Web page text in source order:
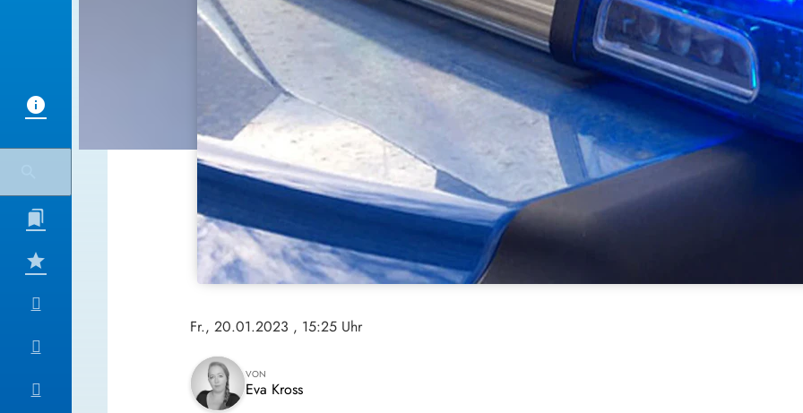
Fr., 20.01.2023 , 15:25 Uhr
VON
Eva Kross